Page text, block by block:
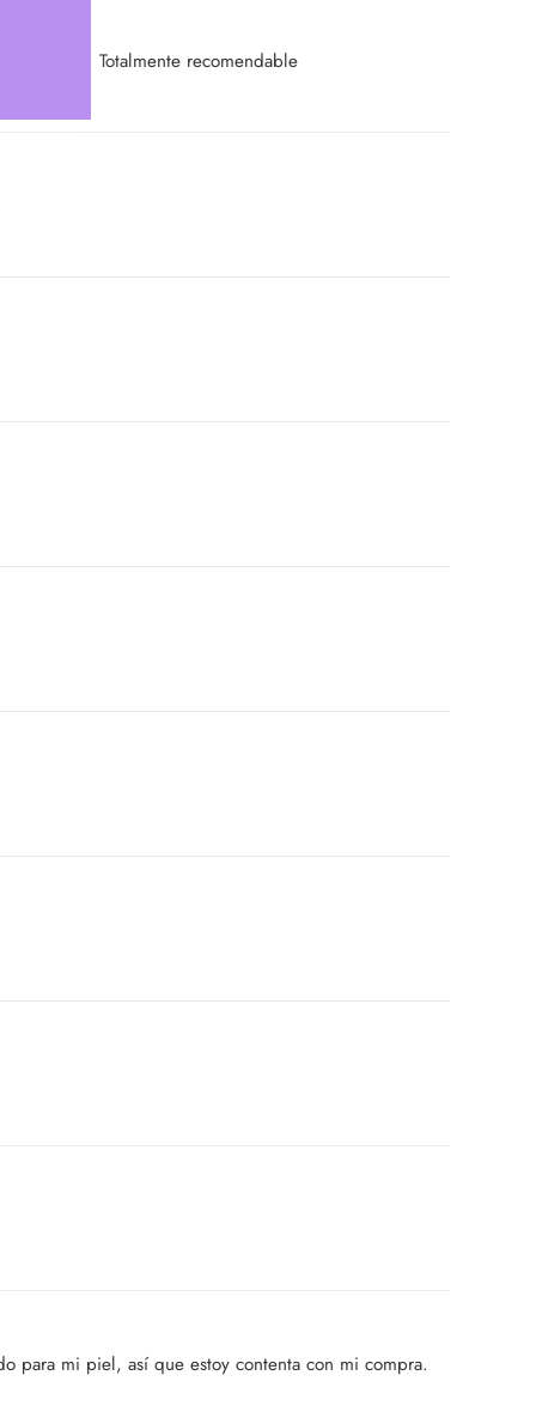
la ojeras. Totalmente recomendable
para mi piel, así que estoy contenta con mi compra.